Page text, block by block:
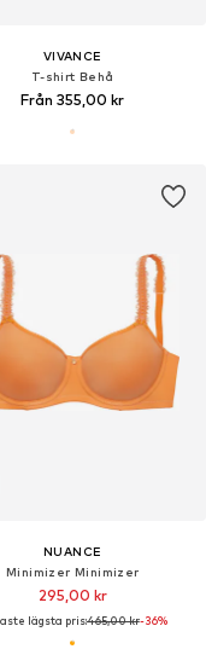
VIVANCE
T-shirt Behå
Från 355,00 kr
NUANCE
Minimizer Minimizer
295,00 kr
lägsta pris:465,00 kr-36%